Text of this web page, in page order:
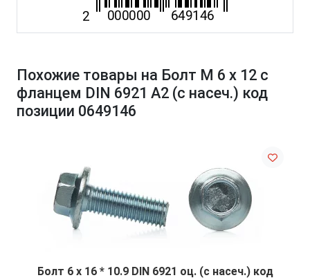
Похожие товары на Болт М 6 х 12 с
фланцем DIN 6921 A2 (с насеч.) код
позиции 0649146
Болт 6 х 16 * 10.9 DIN 6921 оц. (с насеч.) код